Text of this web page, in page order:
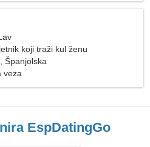
koji traži kul ženu
Španjolska
veza
EspDatingGo